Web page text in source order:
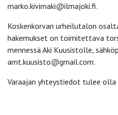
marko.kivimaki@ilmajoki.fi.
Koskenkorvan urheilutalon
hakemukset on toimitettava
mennessä Aki Kuusistolle,
amt.kuusisto@gmail.com.
Varaajan yhteystiedot tulee olla